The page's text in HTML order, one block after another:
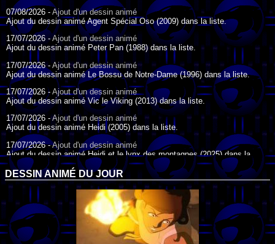
07/08/2026 - Ajout d'un dessin animé
Ajout du dessin animé Agent Spécial Oso (2009) dans la liste.
17/07/2026 -Ajout d'un dessin animé
Ajout du dessin animé Peter Pan (1988) dans la liste.
17/07/2026 -Ajout d'un dessin animé
Ajout du dessin animé Le Bossu de Notre-Dame (1996) dans la liste.
17/07/2026 - Ajout d'un dessin animé
Ajout du dessin animé Vic le Viking (2013) dans la liste.
17/07/2026 -Ajout d'un dessin animé
Ajout du dessin animé Heidi (2005) dans la liste.
17/07/2026 -Ajout d'un dessin animé
Ajout du dessin animé Heidi et le lynx des montagnes (2025) dans la
liste.
17/07/2026 -Ajout d'un dessin animé
Ajout du dessin animé Heidi (2015) dans la liste.
17/07/2026 -
Ajout d'un dessin animé
Ajout du dessin animé Heidi (1995) dans la liste.
09/07/2026 -
Ajout d'un dessin animé
DESSIN ANIMÉ DU JOUR